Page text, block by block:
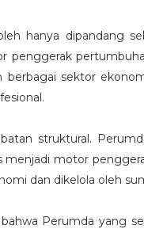
hanya dipandang
penggerak
sektor
struktural.
motor
dan dikelola oleh
Perumda yang